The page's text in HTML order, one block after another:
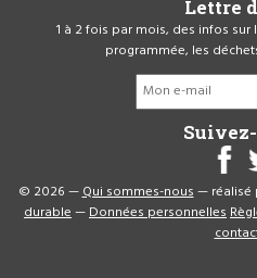
Lettre
1 à 2 fois par mois, des infos
programmée, les
© 2026 —Qui sommes-nous— réalisé
durable—Données personnelles